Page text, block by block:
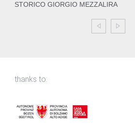
STORICO GIORGIO MEZZALIRA
thanks to: